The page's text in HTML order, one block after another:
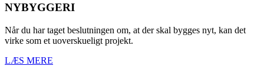
NYBYGGERI
Når du har taget beslutningen om, at der skal bygges nyt, kan det
virke som et uoverskueligt projekt.
LÆS MERE